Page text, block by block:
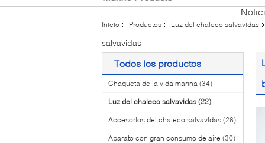
Inicio Productos Luz del chaleco salvavidas
salvavidas
Todos los productos
Chaqueta de la vida marina (34)
Luz del chaleco salvavidas (22)
Accesorios del chaleco salvavidas (26)
Aparato con gran consumo de aire (30)